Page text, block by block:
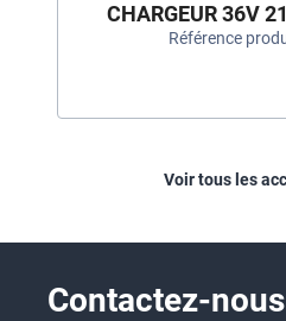
CHARGEUR 36V
Référence
Voir tous les
Contactez-nous